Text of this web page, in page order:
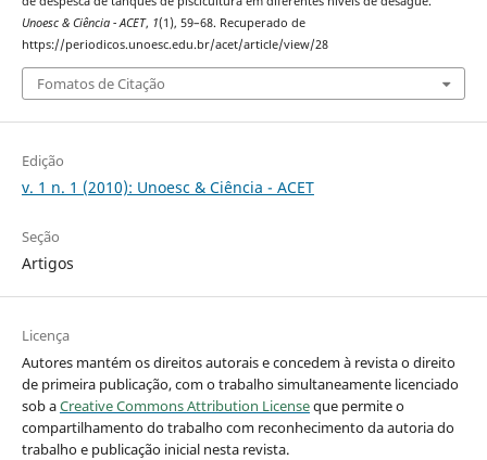
Unoesc & Ciência - ACET, 1(1), 59–68. Recuperado de
https://periodicos.unoesc.edu.br/acet/article/view/28
Fomatos de Citação
Edição
v. 1 n. 1 (2010): Unoesc & Ciência - ACET
Seção
Artigos
Licença
Autores mantém os direitos autorais e concedem à revista o direito
de primeira publicação, com o trabalho simultaneamente licenciado
sob aCreative Commons Attribution Licenseque permite o
compartilhamento do trabalho com reconhecimento da autoria do
trabalho e publicação inicial nesta revista.